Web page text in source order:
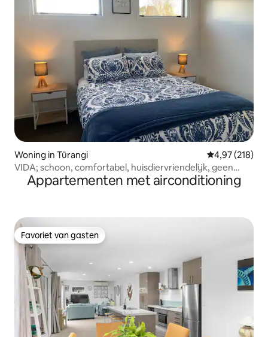
Woning in Tūrangi Gemiddelde
4,97 (218)
VIDA; schoon, comfortabel, huisdiervriendelijk, geen
schoonmaakkosten
Appartementen met airconditioning
Favoriet van gasten
Favoriet van gasten